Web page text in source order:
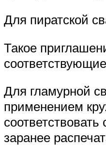
Для пиратской
Такое
Для гламурной
применением
заранее